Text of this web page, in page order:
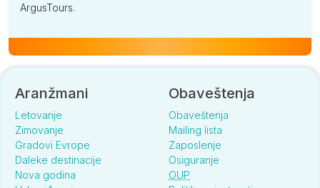
ArgusTours.
Aranžmani
Letovanje
Zimovanje
Gradovi Evrope
Daleke destinacije
Nova godina
Obaveštenja
Obaveštenja
Mailing lista
Zaposlenje
Osiguranje
OUP